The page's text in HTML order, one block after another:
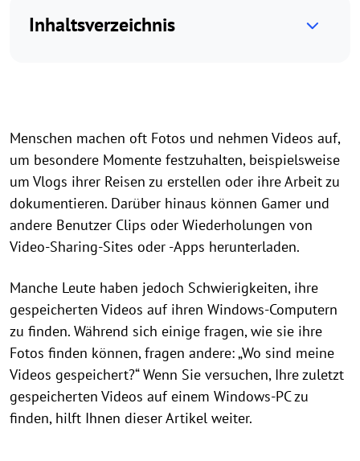
Inhaltsverzeichnis
Menschen machen oft Fotos und nehmen Videos auf,
um besondere Momente festzuhalten, beispielsweise
um Vlogs ihrer Reisen zu erstellen oder ihre Arbeit zu
dokumentieren. Darüber hinaus können Gamer und
andere Benutzer Clips oder Wiederholungen von
Video-Sharing-Sites oder -Apps herunterladen.
Manche Leute haben jedoch Schwierigkeiten, ihre
gespeicherten Videos auf ihren Windows-Computern
zu finden. Während sich einige fragen, wie sie ihre
Fotos finden können, fragen andere: „Wo sind meine
Videos gespeichert?“ Wenn Sie versuchen, Ihre zuletzt
gespeicherten Videos auf einem Windows-PC zu
finden, hilft Ihnen dieser Artikel weiter.